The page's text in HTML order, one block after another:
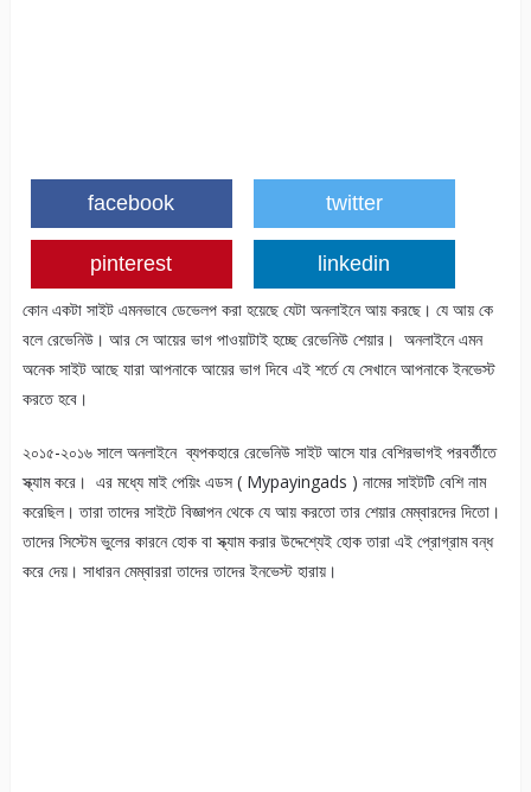
facebook twitter
pinterest linkedin
কোন একটা সাইট এমনভাবে ডেভেলপ করা হয়েছে যেটা অনলাইনে আয় করছে। যে আয় কে
বলে রেভেনিউ। আর সে আয়ের ভাগ পাওয়াটাই হচ্ছে রেভেনিউ শেয়ার। অনলাইনে এমন
অনেক সাইট আছে যারা আপনাকে আয়ের ভাগ দিবে এই শর্তে যে সেখানে আপনাকে ইনভেস্ট
করতে হবে।
২০১৫-২০১৬ সালে অনলাইনে ব্যপকহারে রেভেনিউ সাইট আসে যার বেশিরভাগই পরবর্তীতে
স্ক্যাম করে। এর মধ্যে মাই পেয়িং এডস ( Mypayingads ) নামের সাইটটি বেশি নাম
করেছিল। তারা তাদের সাইটে বিজ্ঞাপন থেকে যে আয় করতো তার শেয়ার মেম্বারদের দিতো।
তাদের সিস্টেম ভুলের কারনে হোক বা স্ক্যাম করার উদ্দেশ্যেই হোক তারা এই প্রোগ্রাম বন্ধ
করে দেয়। সাধারন মেম্বাররা তাদের তাদের ইনভেস্ট হারায়।